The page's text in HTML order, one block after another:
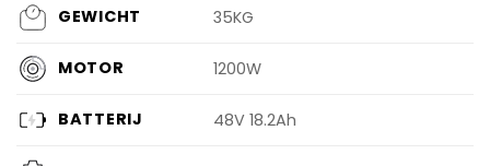
GEWICHT 35KG
MOTOR 1200W
BATTERIJ 48V 18.2Ah